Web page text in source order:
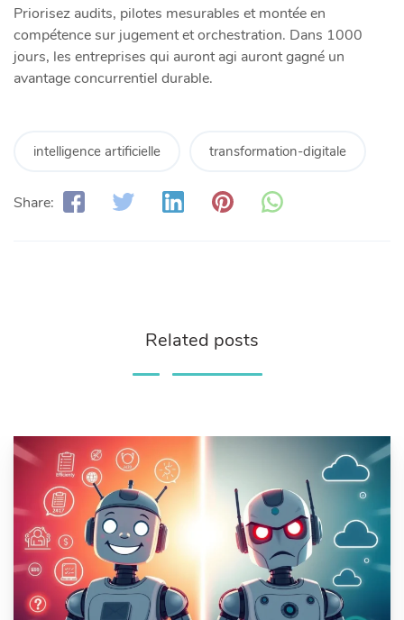
Priorisez audits, pilotes mesurables et montée en
compétence sur jugement et orchestration. Dans 1000
jours, les entreprises qui auront agi auront gagné un
avantage concurrentiel durable.
intelligence artificielle transformation-digitale
Share:
Related posts